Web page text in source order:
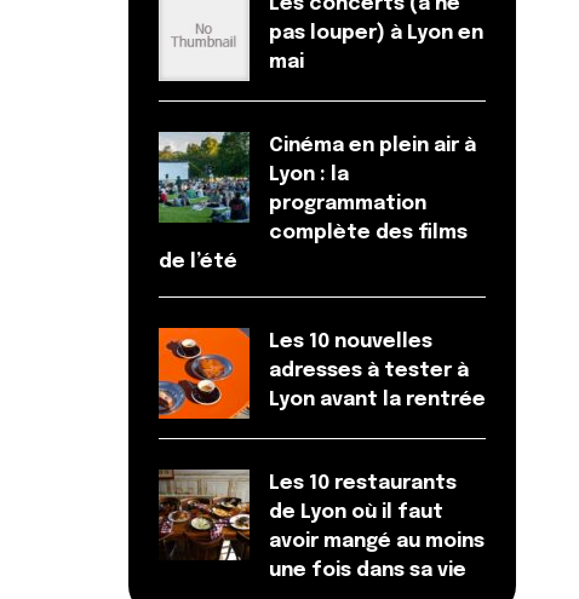
Les concerts (à ne
pas louper) à Lyon en
mai
Cinéma en plein air à
Lyon : la
programmation
complète des films
de l’été
Les 10 nouvelles
adresses à tester à
Lyon avant la rentrée
Les 10 restaurants
de Lyon où il faut
avoir mangé au moins
une fois dans sa vie